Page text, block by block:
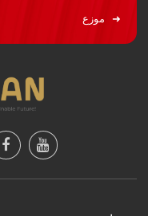
موزع